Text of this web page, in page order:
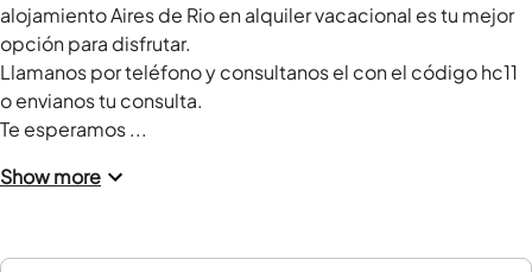
alojamiento Aires de Rio en alquiler vacacional es tu mejor
opción para disfrutar.
Llamanos por teléfono y consultanos el con el código hc11
o envianos tu consulta.
Te esperamos ...
Show more